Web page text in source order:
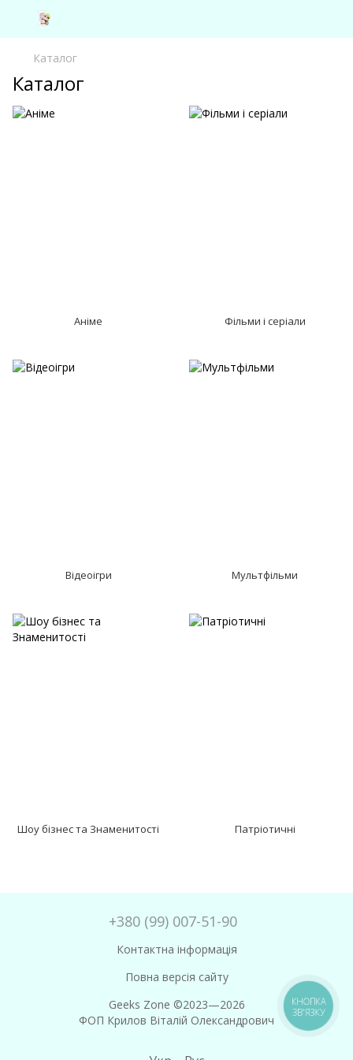
Каталог
Каталог
Аніме Фільми і серіали
Відеоігри Мультфільми
Шоу бізнес та Знаменитості Патріотичні
+380 (99) 007-51-90
Контактна інформація
Повна версія сайту
Geeks Zone ©2023—2026
ФОП Крилов Віталій Олександрович
КНОПКА
ЗВ'ЯЗКУ